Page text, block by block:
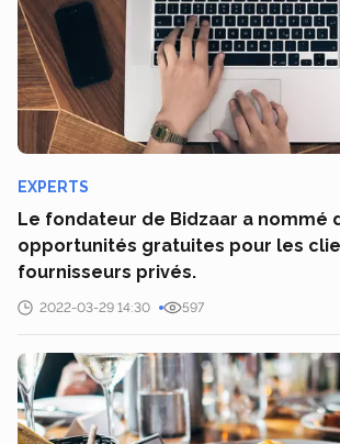
EXPERTS
Le fondateur de Bidzaar a nommé
opportunités gratuites pour les
fournisseurs privés.
2022-03-29 14:30 597